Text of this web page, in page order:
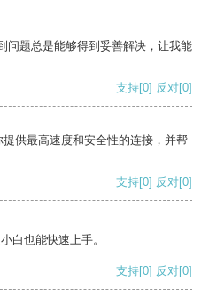
问题总是能够得到妥善解决，让我能
支持[0] 反对[0]
供最高速度和安全性的连接，并帮
支持[0] 反对[0]
白也能快速上手。
支持[0] 反对[0]